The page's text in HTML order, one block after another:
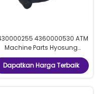
4360000530 ATM
Machine Parts Hyosung
CDU10-V Modul Gear Assy
6.3*13.5*7.3
Dapatkan Harga Terbaik